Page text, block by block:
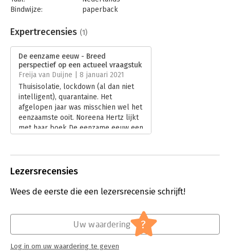
Bindwijze:
paperback
Uitgever:
Unieboek | Het Spectrum
Verschijningsdatum:
Hoofdrubriek: Mens en maatschappij
Expertrecensies (1)
De eenzame eeuw - Breed
perspectief op een actueel vraagstuk
Freija van Duijne | 8 januari 2021
Thuisisolatie, lockdown (al dan niet
intelligent), quarantaine. Het
afgelopen jaar was misschien wel het
eenzaamste ooit. Noreena Hertz lijkt
met haar boek De eenzame eeuw een
Lezersrecensies
Wees de eerste die een lezersrecensie schrijft!
Uw waardering ?
Log in om uw waardering te geven